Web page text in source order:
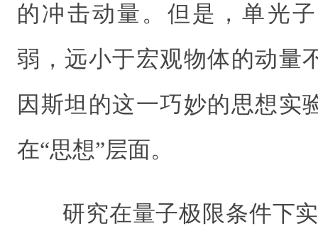
的冲击动量。但是，单光
弱，远小于宏观物体的动量
因斯坦的这一巧妙的思想实
在“思想”层面。
研究在量子极限条件下